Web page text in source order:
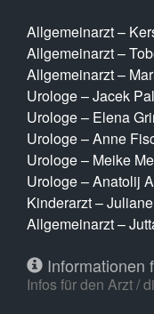
Allgemeinarzt –
Allgemeinarzt –
Allgemeinarzt –
Urologe – Jacek
Urologe – Elena
Urologe – Anne
Urologe – Meike
Urologe – Anatolij
Kinderarzt –
Allgemeinarzt –
Informationen
Infos für den Arzt /